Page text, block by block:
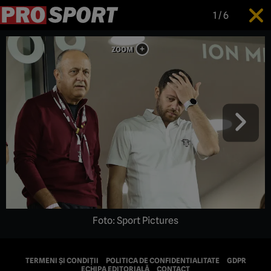
1 /6
Foto: Sport Pictures
TERMENI ȘI CONDIȚII POLITICA DE CONFIDENTIALITATE
GDPR
ECHIPA EDITORIALĂ
CONTACT